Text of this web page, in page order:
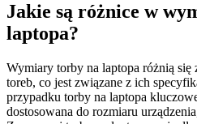
Jakie są różnice w
laptopa?
Wymiary torby na laptopa różnią się
toreb, co jest związane z ich
przypadku torby na laptopa
dostosowana do rozmiaru